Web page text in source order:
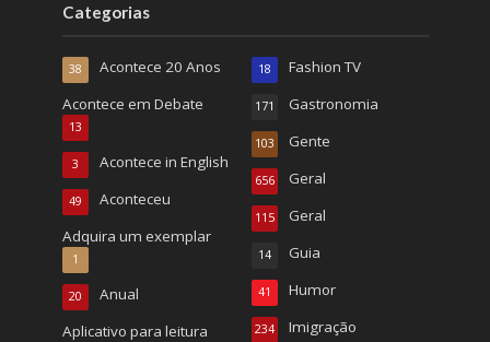
Categorias
Acontece 20 Anos
38
Acontece em Debate
13
Acontece in English
3
Aconteceu
49
Adquira um exemplar
1
Anual
20
Aplicativo para leitura
Fashion TV
18
Gastronomia
171
Gente
103
Geral
656
Geral
115
Guia
14
Humor
41
Imigração
234